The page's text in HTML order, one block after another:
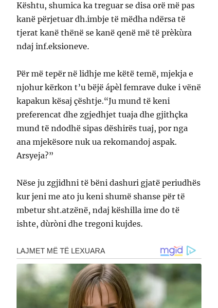
Kështu, shumica ka treguar se disa orë më pas
kanë përjetuar dh.imbje të mëdha ndërsa të
tjerat kanë thënë se kanë qenë më të prèkùra
ndaj inf.eksioneve.
Për më tepër në lidhje me këtë temë, mjekja e
njohur kërkon t’u bëjë ápèl femrave duke i vënë
kapakun kësaj çështje.“Ju mund të keni
preferencat dhe zgjedhjet tuaja dhe gjithçka
mund të ndodhë sipas dëshirës tuaj, por nga
ana mjekësore nuk ua rekomandoj aspak.
Arsyeja?”
Nëse ju zgjidhni të bëni dashuri gjatë periudhës
kur jeni me ato ju keni shumë shanse për të
mbetur sht.atzënë, ndaj këshilla ime do të
ishte, dùròni dhe tregoni kujdes.